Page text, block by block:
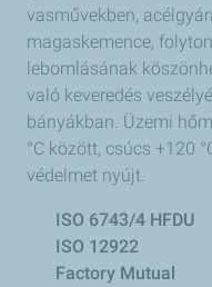
vasművekben,
magaskemence,
lebomlásának
való keveredés
bányákban. Üzemi
°C között, csúcs +120
védelmet nyújt.
ISO 6743/4 HFDU
ISO 12922
Factory Mutual